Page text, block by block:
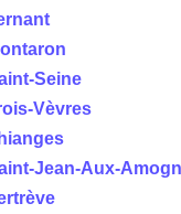
Seine
Vèvres
Jean-Aux-